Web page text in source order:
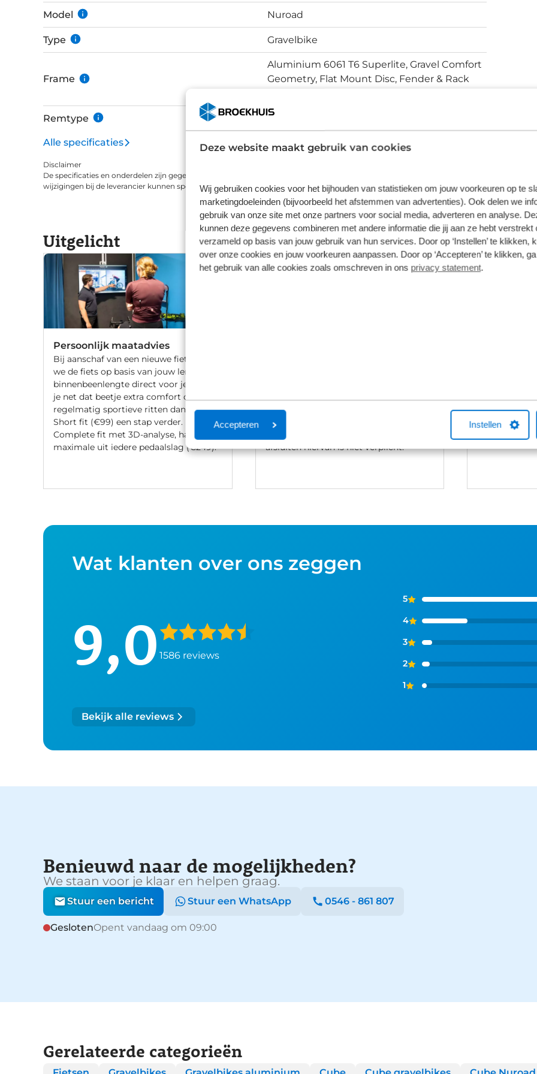
Deze website maakt gebruik van cookies
Wij gebruiken cookies voor het bijhouden van statistieken om jouw voorkeuren op te
marketingdoeleinden (bijvoorbeeld het afstemmen van advertenties). Ook delen we
gebruik van onze site met onze partners voor social media, adverteren en analyse.
kunnen deze gegevens combineren met andere informatie die jij aan ze hebt verstrekt
verzameld op basis van jouw gebruik van hun services. Door op ‘Instellen’ te klikken,
over onze cookies en jouw voorkeuren aanpassen. Door op ‘Accepteren’ te klikken,
het gebruik van alle cookies zoals omschreven in ons privacy statement.
Accepteren Instellen
veilig tot stilstand.
Model Nuroad
Type Gravelbike
Frame
Aluminium 6061 T6 Superlite, Gravel Comfort
Geometry, Flat Mount Disc, Fender & Rack
Remtype Schijfremmen
Alle specificaties
Disclaimer
De specificaties en onderdelen zijn gegeven op basis van aanlevering van de leverancier. Op basis van beschikbaarheid of
wijzigingen bij de leverancier kunnen specificaties afwijken.
Uitgelicht
Persoonlijk maatadvies
Bij aanschaf van een nieuwe fiets stellen
we de fiets op basis van jouw lengte en
binnenbeenlengte direct voor je af. Wil
je net dat beetje extra comfort of fiets je
regelmatig sportieve ritten dan gaat de
Short fit (€99) een stap verder. Met een
Complete fit met 3D-analyse, haal je het
maximale uit iedere pedaalslag (€249).
je online een fiets bij Broekhuis? Na je
aankoop bellen we je altijd om te
afsluiten hiervan is niet verplicht.
Bij
adres om
Fiets van de
vragen over
Wat klanten over ons zeggen
9,0 1586 reviews
5
4
3
2
1
Bekijk alle reviews
Benieuwd naar de mogelijkheden?
We staan voor je klaar en helpen graag.
Stuur een bericht Stuur een WhatsApp 0546 - 861 807
GeslotenOpent vandaag om 09:00
Gerelateerde categorieën